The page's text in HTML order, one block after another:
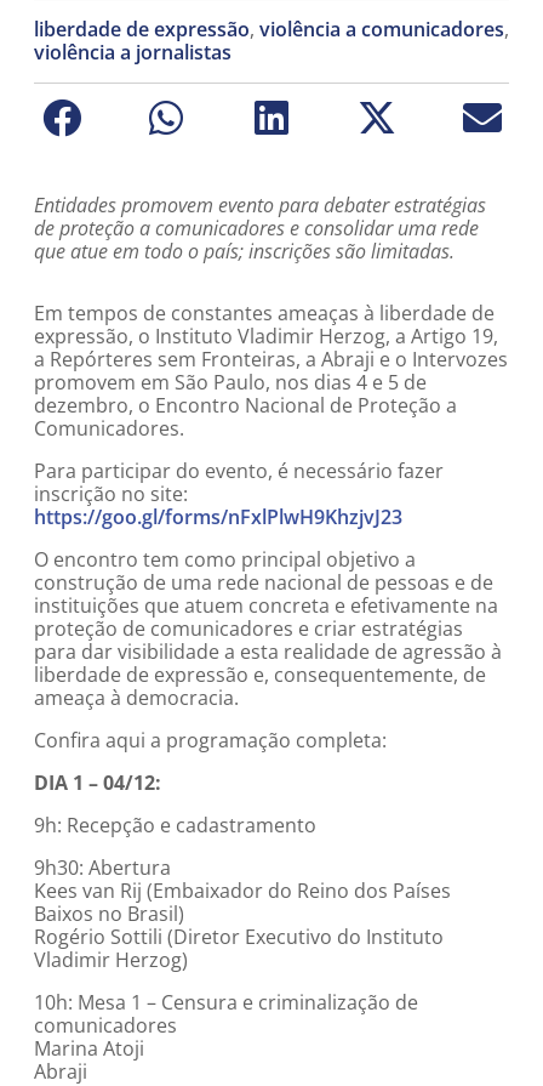
liberdade de expressão, violência a comunicadores,
violência a jornalistas
Entidades promovem evento para debater estratégias
de proteção a comunicadores e consolidar uma rede
que atue em todo o país; inscrições são limitadas.
Em tempos de constantes ameaças à liberdade de
expressão, o Instituto Vladimir Herzog, a Artigo 19,
a Repórteres sem Fronteiras, a Abraji e o Intervozes
promovem em São Paulo, nos dias 4 e 5 de
dezembro, o Encontro Nacional de Proteção a
Comunicadores.
Para participar do evento, é necessário fazer
inscrição no site:
https://goo.gl/forms/nFxlPlwH9KhzjvJ23
O encontro tem como principal objetivo a
construção de uma rede nacional de pessoas e de
instituições que atuem concreta e efetivamente na
proteção de comunicadores e criar estratégias
para dar visibilidade a esta realidade de agressão à
liberdade de expressão e, consequentemente, de
ameaça à democracia.
Confira aqui a programação completa:
DIA 1 – 04/12:
9h: Recepção e cadastramento
9h30: Abertura
Kees van Rij (Embaixador do Reino dos Países
Baixos no Brasil)
Rogério Sottili (Diretor Executivo do Instituto
Vladimir Herzog)
10h: Mesa 1 – Censura e criminalização de
comunicadores
Marina Atoji
Abraji